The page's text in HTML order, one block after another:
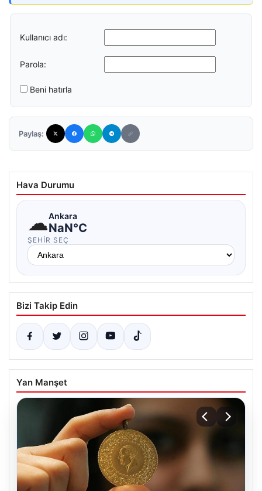
Kullanıcı adı:
Parola:
Beni hatırla
Paylaş:
Hava Durumu
☁Ankara
NaN°C
ŞEHIR SEÇ
Bizi Takip Edin
Yan Manşet